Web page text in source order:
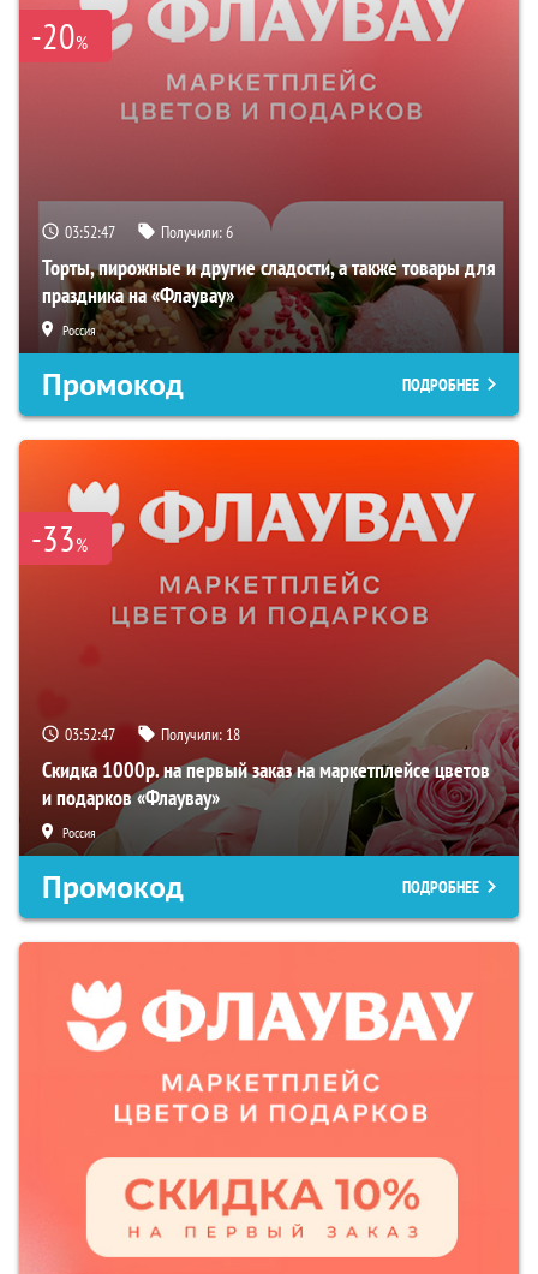
-20%
03:52:46 Получили:6
Торты, пирожные и другие сладости, а также товары для
праздника на «Флаувау»
Россия
Промокод ПОДРОБНЕЕ
-33%
03:52:46 Получили: 18
Скидка 1000р. на первый заказ на маркетплейсе цветов
и подарков «Флаувау»
Россия
Промокод ПОДРОБНЕЕ